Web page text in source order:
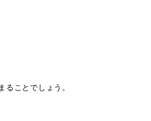
ることでしょう。